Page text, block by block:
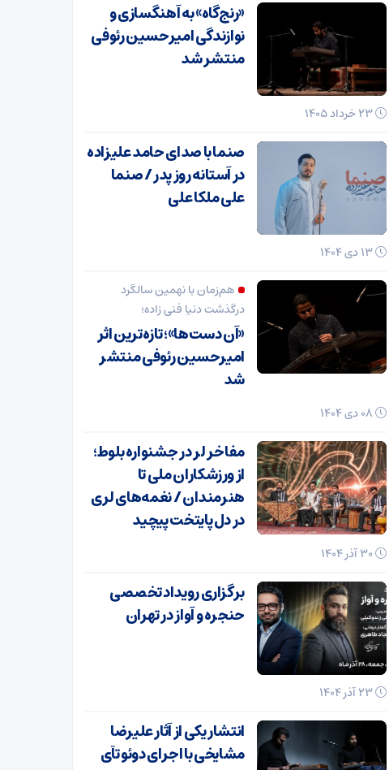
«رنج‌گاه» به آهنگسازی و
نوازندگی امیرحسین رئوفی
منتشر شد
صنما با صدای حامد علیزاده
در آستانه روز پدر / صنما
علی ملکا علی
هم‌زمان با نهمین سالگرد
درگذشت دنیا فنی زاده؛
«آن دست‌ها»؛ تازه‌ترین اثر
امیرحسین رئوفی منتشر
شد
مفاخر لر در جشنواره بلوط؛
از ورزشکاران ملی تا
هنرمندان / نغمه‌های لری
در دل پایتخت پیچید
برگزاری رویداد تخصصی
حنجره و آواز در تهران
انتشار یکی از آثار علیرضا
مشایخی با اجرای دوئو تآی